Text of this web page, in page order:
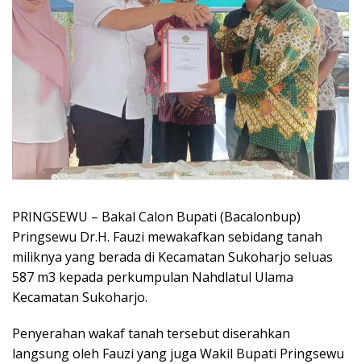
PRINGSEWU – Bakal Calon Bupati (Bacalonbup)
Pringsewu Dr.H. Fauzi mewakafkan sebidang tanah
miliknya yang berada di Kecamatan Sukoharjo seluas
587 m3 kepada perkumpulan Nahdlatul Ulama
Kecamatan Sukoharjo.
Penyerahan wakaf tanah tersebut diserahkan
langsung oleh Fauzi yang juga Wakil Bupati Pringsewu